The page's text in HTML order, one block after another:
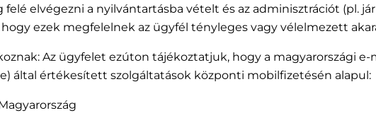
felé elvégezni a nyilvántartásba vételt és az adminisztrációt (pl.
ezek megfelelnek az ügyfél tényleges vagy vélelmezett
Az ügyfelet ezúton tájékoztatjuk, hogy a magyarországi e-
által értékesített szolgáltatások központi mobilfizetésén alapul: